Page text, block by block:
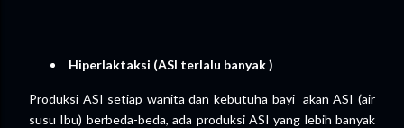
Hiperlaktaksi (ASI terlalu banyak )
Produksi ASI setiap wanita dan kebutuha bayi akan ASI (air
susu Ibu) berbeda-beda, ada produksi ASI yang lebih banyak